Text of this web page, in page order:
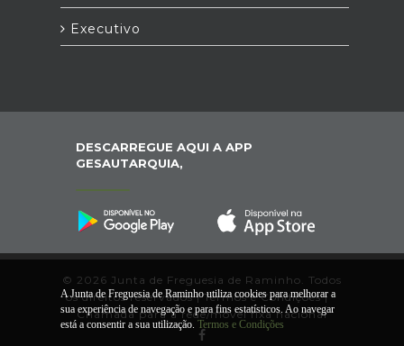
Executivo
DESCARREGUE AQUI A APP
GESAUTARQUIA,
© 2026 Junta de Freguesia de Raminho. Todos
os direitos reservados |Termos e Condições|*
Chamada para a rede/móvel fixa nacional
A Junta de Freguesia de Raminho utiliza cookies para melhorar a
sua experiência de navegação e para fins estatísticos. Ao navegar
está a consentir a sua utilização. Termos e Condições